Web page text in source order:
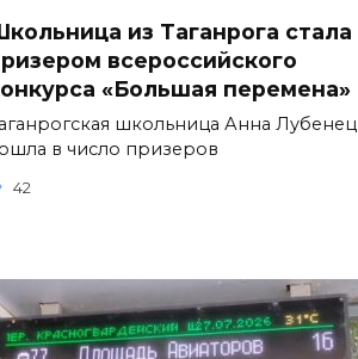
из Таганрога стала
всероссийского
«Большая перемена»
школьница Анна Лубенец
в число призеров
42